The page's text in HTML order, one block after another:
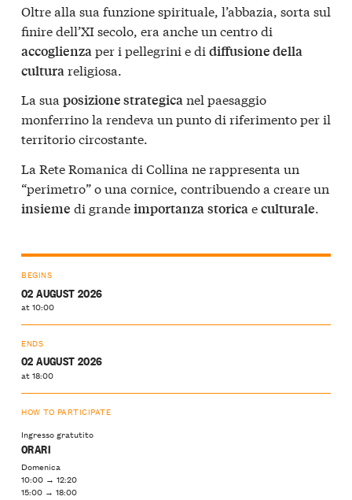
Oltre alla sua funzione spirituale, l’abbazia, sorta sul
finire dell’XI secolo, era anche un centro di
accoglienzaper i pellegrini e di diffusione della
culturareligiosa.
La sua posizione strategicanel paesaggio
monferrino la rendeva un punto di riferimento per il
territorio circostante.
La Rete Romanica di Collina ne rappresenta un
“perimetro” o una cornice, contribuendo a creare un
insieme di grandeimportanzastoricaeculturale.
BEGINS
02 AUGUST 2026
at 10:00
ENDS
02 AUGUST 2026
at 18:00
HOW TO PARTICIPATE
Ingresso gratutito
ORARI
Domenica
10:00 → 12:20
15:00 → 18:00